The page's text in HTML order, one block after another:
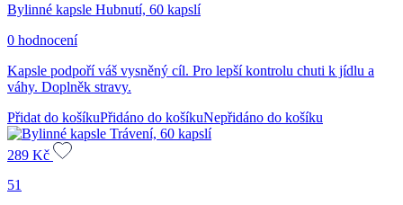
Bylinné kapsle Hubnutí, 60 kapslí
0 hodnocení
Kapsle podpoří váš vysněný cíl. Pro lepší kontrolu chuti k jídlu a
váhy. Doplněk stravy.
Přidat do košíkuPřidáno do košíkuNepřidáno do košíku
289 Kč
51